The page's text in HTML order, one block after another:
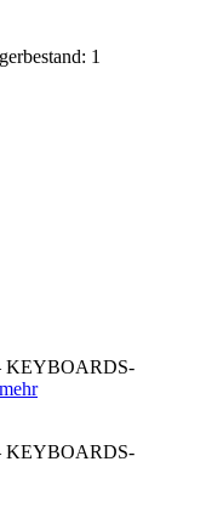
1
KEYBOARDS-
mehr
KEYBOARDS-